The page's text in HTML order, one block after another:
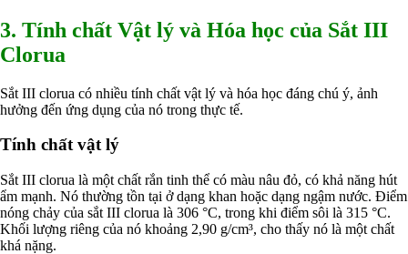
3. Tính chất Vật lý và Hóa học của Sắt III
Clorua
Sắt III clorua có nhiều tính chất vật lý và hóa học đáng chú ý, ảnh
hưởng đến ứng dụng của nó trong thực tế.
Tính chất vật lý
Sắt III clorua là một chất rắn tinh thể có màu nâu đỏ, có khả năng hút
ẩm mạnh. Nó thường tồn tại ở dạng khan hoặc dạng ngậm nước. Điểm
nóng chảy của sắt III clorua là 306 °C, trong khi điểm sôi là 315 °C.
Khối lượng riêng của nó khoảng 2,90 g/cm³, cho thấy nó là một chất
khá nặng.